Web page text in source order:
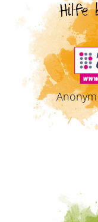
Hilfe